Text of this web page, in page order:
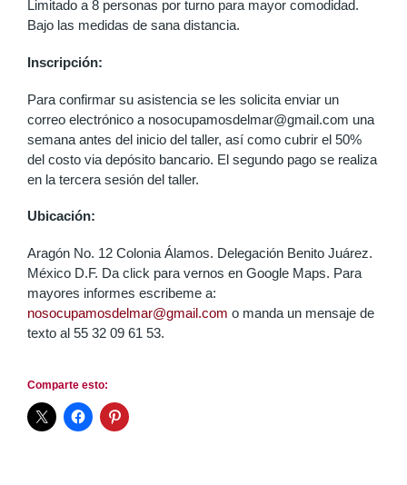
Limitado a 8 personas por turno para mayor comodidad.
Bajo las medidas de sana distancia.
Inscripción:
Para confirmar su asistencia se les solicita enviar un
correo electrónico a nosocupamosdelmar@gmail.com una
semana antes del inicio del taller, así como cubrir el 50%
del costo via depósito bancario. El segundo pago se realiza
en la tercera sesión del taller.
Ubicación:
Aragón No. 12 Colonia Álamos. Delegación Benito Juárez.
México D.F. Da click para vernos en Google Maps. Para
mayores informes escribeme a:
nosocupamosdelmar@gmail.com o manda un mensaje de
texto al 55 32 09 61 53.
Comparte esto: